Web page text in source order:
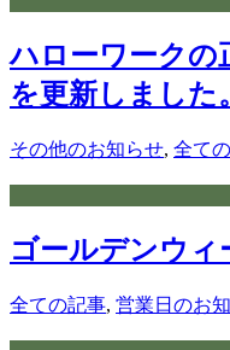
ハローワークの
を更新しました。
その他のお知らせ, 全て
ゴールデンウィ
全ての記事, 営業日のお